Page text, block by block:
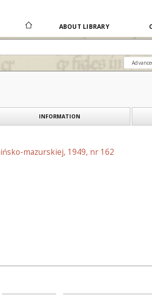
ABOUT LIBRARY
INFORMATION
mazurskiej, 1949, nr 162